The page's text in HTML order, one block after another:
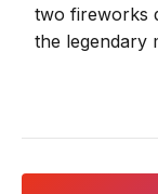
two fireworks
the legendary